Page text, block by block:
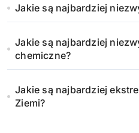
Jakie są najbardziej
Jakie są najbardziej
chemiczne?
Jakie są najbardziej
Ziemi?